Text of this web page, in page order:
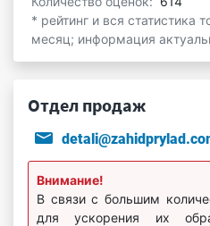
* рейтинг и вся статистика
месяц; информация
Отдел продаж
Внимание!
В связи с большим
для ускорения их